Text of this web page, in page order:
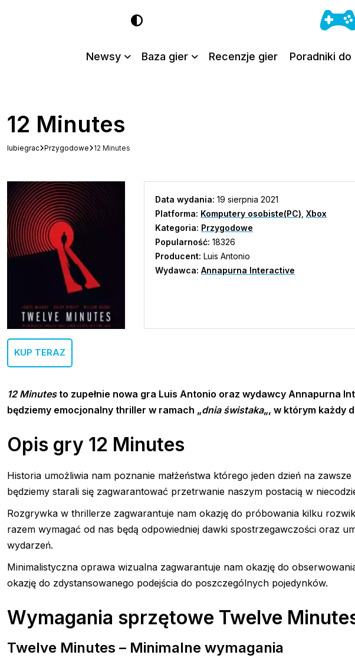
Newsy Baza gier Recenzje gier Poradniki do
12 Minutes
lubiegrac Przygodowe 12 Minutes
Data wydania: 19 sierpnia 2021
Platforma: Komputery osobiste(PC) Xbox
Kategoria: Przygodowe
Popularność: 18326
Producent: Luis Antonio
Wydawca: Annapurna Interactive
KUP TERAZ
12 Minutesto zupełnie nowa gra Luis Antonio oraz wydawcy Annapurna
będziemy emocjonalny thriller w ramach „dnia świstaka„, w którym każdy
Opis gry 12 Minutes
Historia umożliwia nam poznanie małżeństwa którego jeden dzień na
będziemy starali się zagwarantować przetrwanie naszym postacią w
Rozgrywka w thrillerze zagwarantuje nam okazję do próbowania kilku
razem wymagać od nas będą odpowiedniej dawki spostrzegawczości oraz
wydarzeń.
Minimalistyczna oprawa wizualna zagwarantuje nam okazję do
okazję do zdystansowanego podejścia do poszczególnych pojedynków.
Wymagania sprzętowe Twelve
Twelve Minutes – Minimalne wymagania